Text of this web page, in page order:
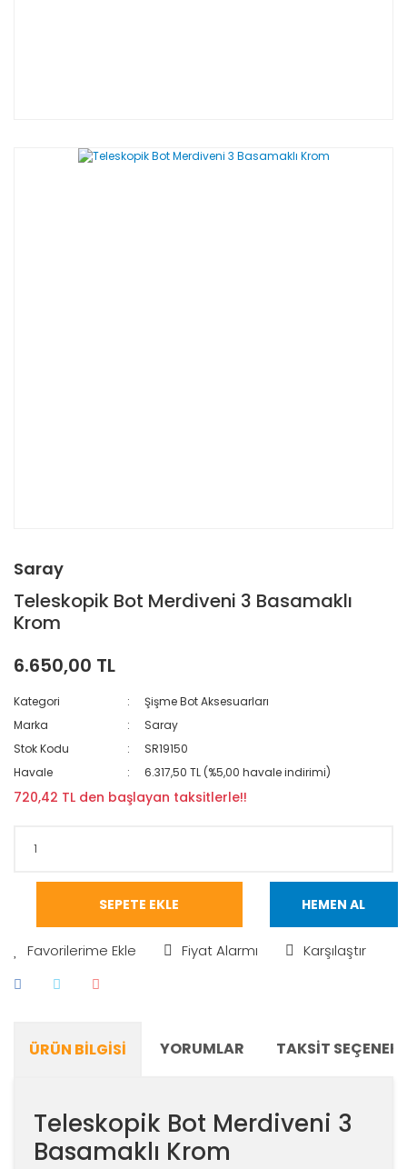
Saray
Teleskopik Bot Merdiveni 3 Basamaklı
Krom
6.650,00 TL
Kategori
Şişme Bot Aksesuarları
Marka
Saray
Stok Kodu
SR19150
Havale
6.317,50 TL (%5,00 havale indirimi)
720,42 TL den başlayan taksitlerle!!
SEPETE EKLE HEMEN AL
Fiyat Alarmı Karşılaştır
ÜRÜN BILGISI YORUMLAR TAKSIT
Teleskopik Bot Merdiveni 3
Basamaklı Krom